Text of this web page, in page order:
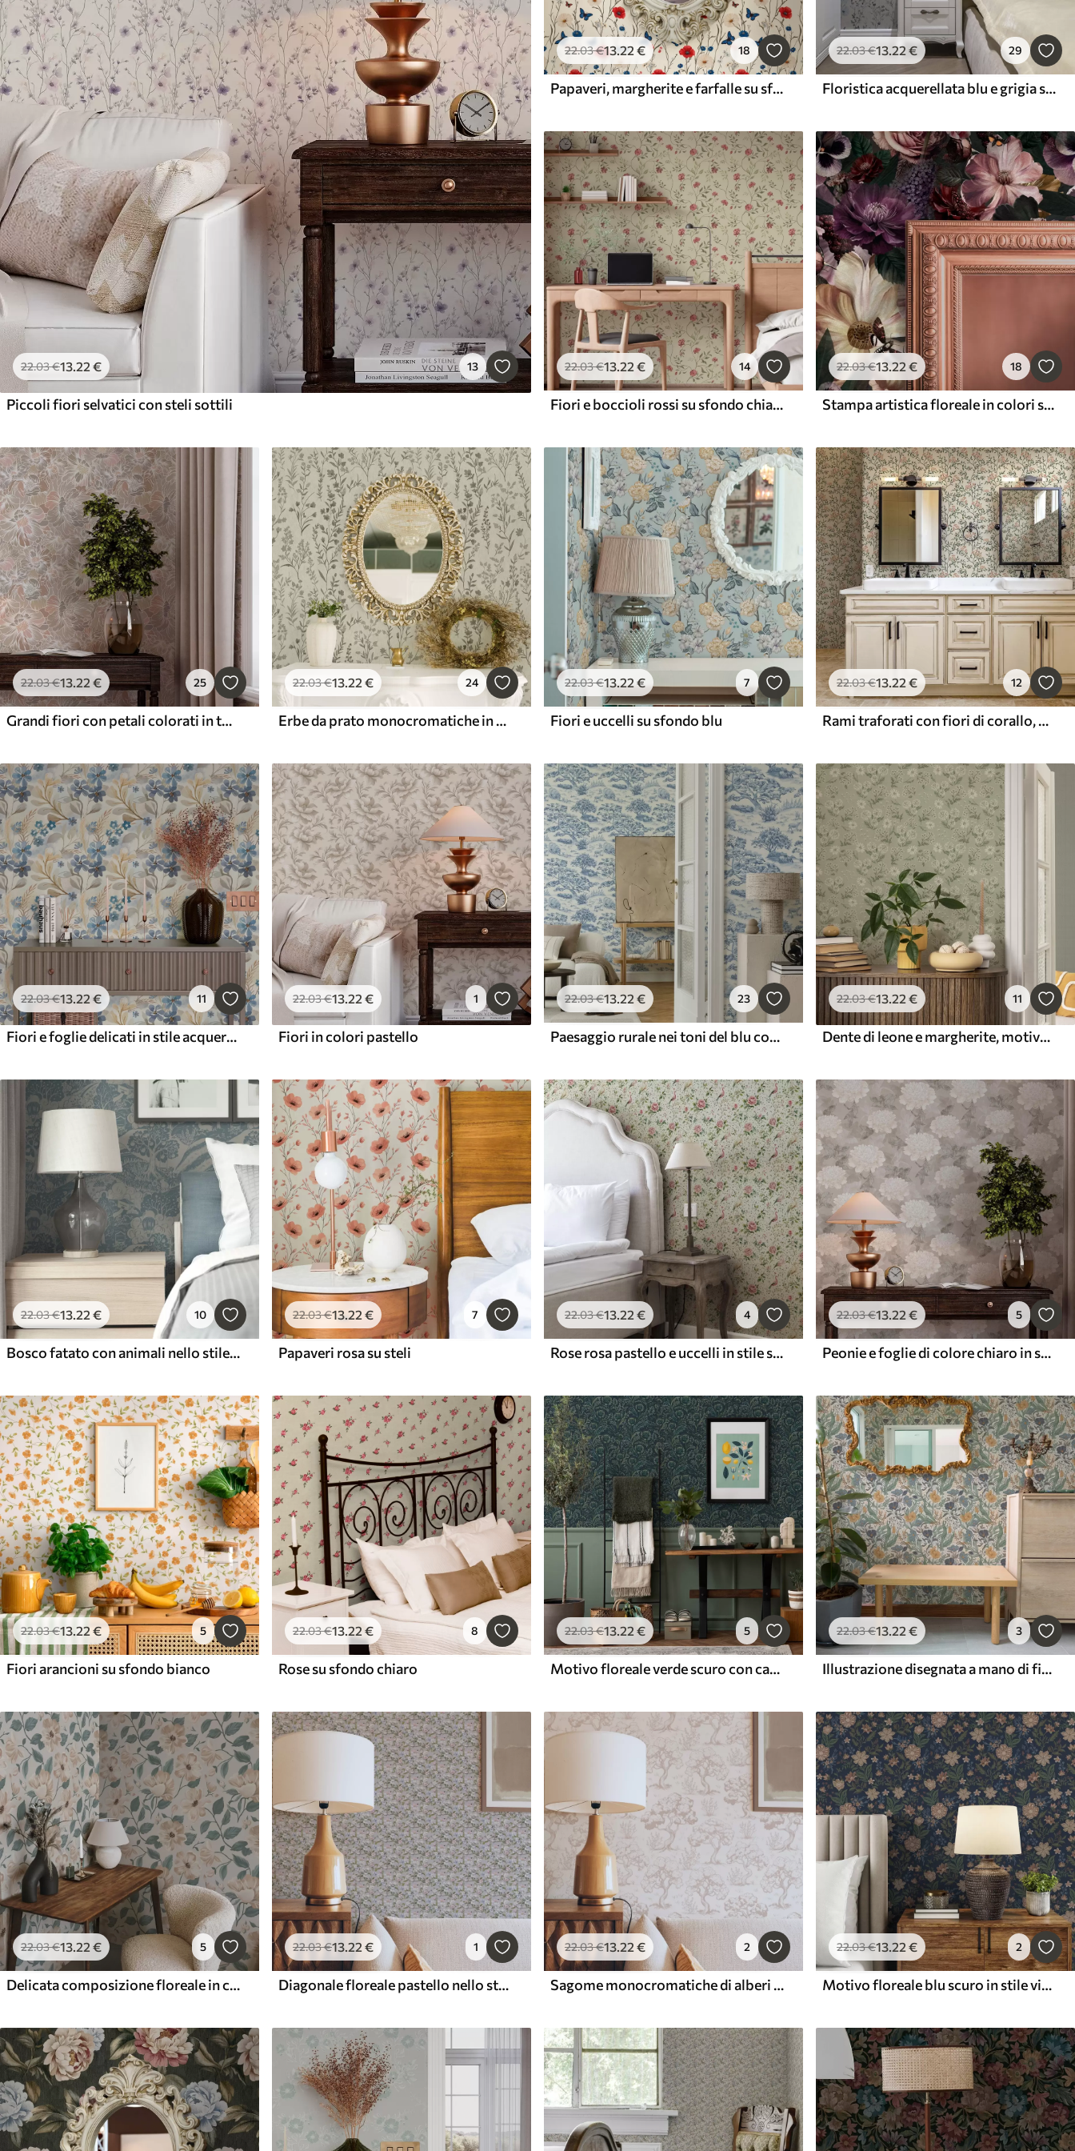
22.03€13.22 € 13
Piccoli fiori selvatici con steli sottili
22.03€13.22 € 18
Papaveri, margherite e farfalle su sfondo bianco
22.03€13.22 € 29
Floristica acquerellata blu e grigia su sfondo neutro
22.03€13.22 € 14
Fiori e boccioli rossi su sfondo chiaro
22.03€13.22 € 18
Stampa artistica floreale in colori scuri
22.03€13.22 € 25
Grandi fiori con petali colorati in tonalità pastello
22.03€13.22 € 24
Erbe da prato monocromatiche in stile vintage
22.03€13.22€ 7
Fiori e uccelli su sfondo blu
22.03€13.22€ 12
Rami traforati con fiori di corallo, motivo floreale
22.03€13.22 € 11
Fiori e foglie delicati in stile acquerello
22.03€13.22 € 1
Fiori in colori pastello
22.03€13.22 € 23
Paesaggio rurale nei toni del blu con pecore e alberi
22.03€13.22 € 11
Dente di leone e margherite, motivo botanico su sfondo grigio-verde
22.03€13.22 € 10
Bosco fatato con animali nello stile dell'illustrazione per bambini
22.03€13.22 € 7
Papaveri rosa su steli
22.03€13.22 € 4
Rose rosa pastello e uccelli in stile shabby chic
22.03€13.22 € 5
Peonie e foglie di colore chiaro in stile grunge
22.03€13.22 € 5
Fiori arancioni su sfondo bianco
22.03€13.22 € 8
Rose su sfondo chiaro
22.03€13.22 € 5
Motivo floreale verde scuro con carciofi
22.03€13.22 € 3
Illustrazione disegnata a mano di fiori di campo in colori caldi
22.03€13.22 € 5
Delicata composizione floreale in colori pastello
22.03€13.22 € 1
Diagonale floreale pastello nello stile del tessuto rinascimentale
22.03€13.22 € 2
Sagome monocromatiche di alberi in stile vintage, combinazione di colori beige
22.03€13.22 € 2
Motivo floreale blu scuro in stile vintage